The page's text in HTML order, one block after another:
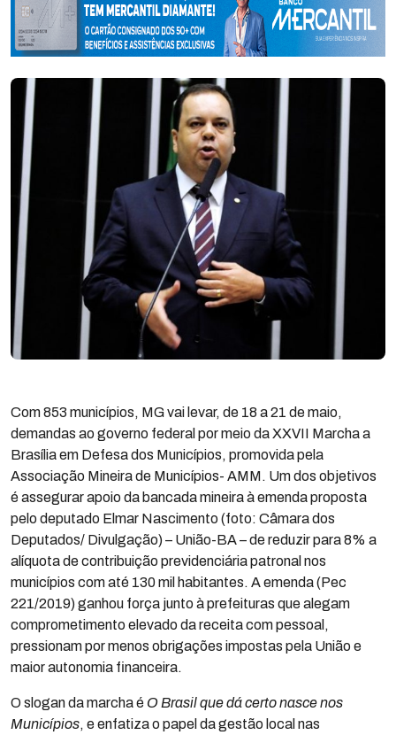
Com 853 municípios, MG vai levar, de 18 a 21 de maio,
demandas ao governo federal por meio da XXVII Marcha a
Brasília em Defesa dos Municípios, promovida pela
Associação Mineira de Municípios- AMM. Um dos objetivos
é assegurar apoio da bancada mineira à emenda proposta
pelo deputado Elmar Nascimento (foto: Câmara dos
Deputados/ Divulgação) – União-BA – de reduzir para 8% a
alíquota de contribuição previdenciária patronal nos
municípios com até 130 mil habitantes. A emenda (Pec
221/2019) ganhou força junto à prefeituras que alegam
comprometimento elevado da receita com pessoal,
pressionam por menos obrigações impostas pela União e
maior autonomia financeira.
O slogan da marcha é O Brasil que dá certo nasce nos
Municípios, e enfatiza o papel da gestão local nas